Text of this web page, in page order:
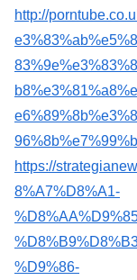
http://
https://
8%A7%D8%A1-
%D9%86-